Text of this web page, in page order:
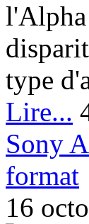
l'Alpha
type
Lire...
Sony
format
16